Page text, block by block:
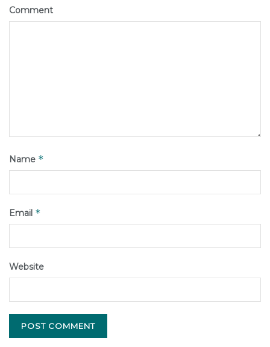
Comment
Name *
Email *
Website